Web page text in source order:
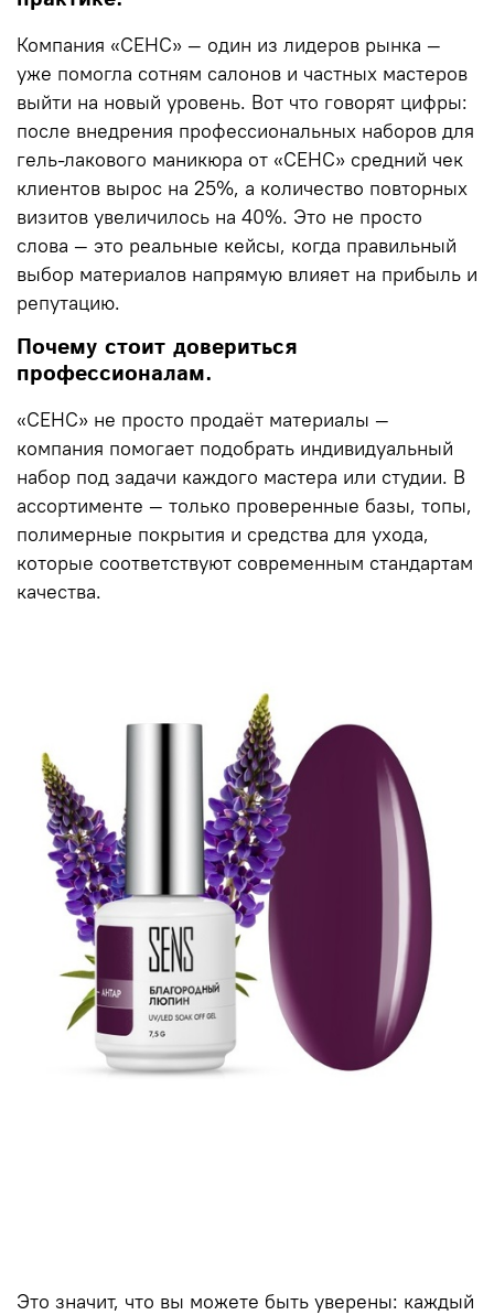
Компания «СЕНС» — один из лидеров рынка —
уже помогла сотням салонов и частных мастеров
выйти на новый уровень. Вот что говорят цифры:
после внедрения профессиональных наборов для
гель-лакового маникюра от «СЕНС» средний чек
клиентов вырос на 25%, а количество повторных
визитов увеличилось на 40%. Это не просто
слова — это реальные кейсы, когда правильный
выбор материалов напрямую влияет на прибыль и
репутацию.
Почему стоит довериться
профессионалам.
«СЕНС» не просто продаёт материалы —
компания помогает подобрать индивидуальный
набор под задачи каждого мастера или студии. В
ассортименте — только проверенные базы, топы,
полимерные покрытия и средства для ухода,
которые соответствуют современным стандартам
качества.
Это значит, что вы можете быть уверены: каждый